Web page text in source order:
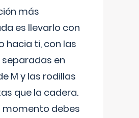
más
es llevarlo con
hacia ti, con las
en
M y las rodillas
que la cadera.
momento debes